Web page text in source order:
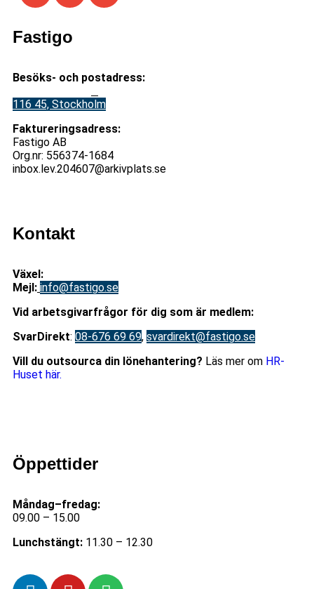
Fastigo
Besöks- och postadress:
116 45, Stockholm
Faktureringsadress:
Fastigo AB
Org.nr: 556374-1684
inbox.lev.204607@arkivplats.se
Kontakt
Växel:
Mejl: info@fastigo.se
Vid arbetsgivarfrågor för dig som är medlem:
SvarDirekt: 08-676 69 69, svardirekt@fastigo.se
Vill du outsourca din lönehantering? Läs mer om HR-
Huset här.
Öppettider
Måndag–fredag:
09.00 – 15.00
Lunchstängt: 11.30 – 12.30